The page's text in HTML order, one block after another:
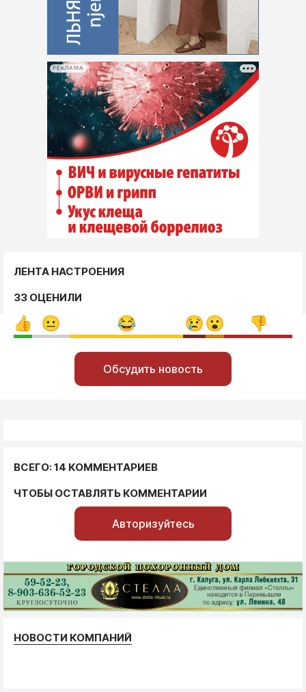
РЕКЛАМА
ЛЕНТА НАСТРОЕНИЯ
33 ОЦЕНИЛИ
Обсудить новость
ВСЕГО: 14 КОММЕНТАРИЕВ
ЧТОБЫ ОСТАВЛЯТЬ КОММЕНТАРИИ
Авторизуйтесь
НОВОСТИ КОМПАНИЙ